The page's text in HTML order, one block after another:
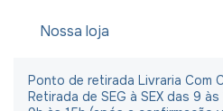
Nossa loja
Ponto de retirada Livraria Com
Retirada de SEG à SEX das 9